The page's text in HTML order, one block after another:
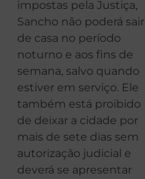
impostas pela Justiça,
Sancho não poderá sair
de casa no período
noturno e aos fins de
semana, salvo quando
estiver em serviço. Ele
também está proibido
de deixar a cidade por
mais de sete dias sem
autorização judicial e
deverá se apresentar